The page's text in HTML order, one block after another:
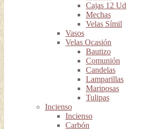
Cajas 12 Ud
Mechas
Velas Símil
Vasos
Velas Ocasión
Bautizo
Comunión
Candelas
Lamparillas
Mariposas
Tulipas
Incienso
Incienso
Carbón